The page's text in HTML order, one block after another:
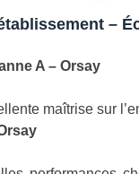
–
A – Orsay
maîtrise sur